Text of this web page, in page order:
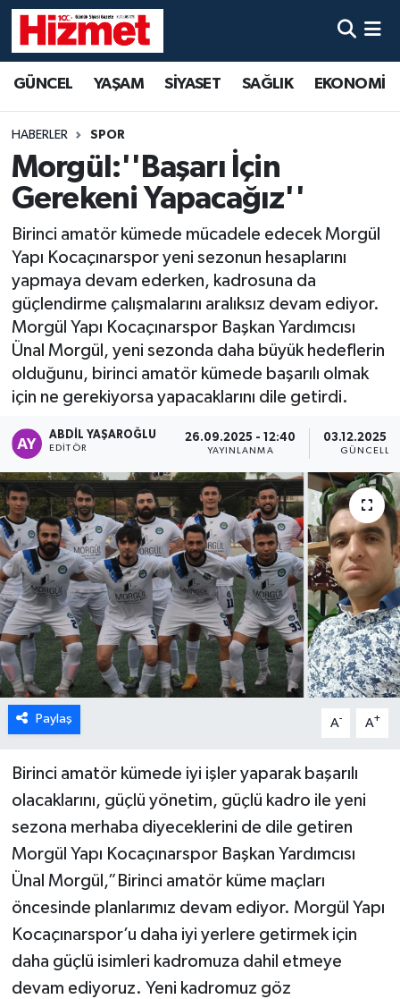
GÜNCEL YAŞAM SİYASET SAĞLIK EKONOMİ
HABERLER SPOR
Morgül:''Başarı İçin
Gerekeni Yapacağız''
Birinci amatör kümede mücadele edecek Morgül
Yapı Kocaçınarspor yeni sezonun hesaplarını
yapmaya devam ederken, kadrosuna da
güçlendirme çalışmalarını aralıksız devam ediyor.
Morgül Yapı Kocaçınarspor Başkan Yardımcısı
Ünal Morgül, yeni sezonda daha büyük hedeflerin
olduğunu, birinci amatör kümede başarılı olmak
için ne gerekiyorsa yapacaklarını dile getirdi.
ABDIL YAŞAROĞLU
EDITÖR
26.09.2025 - 12:40
YAYINLANMA
03.12.2025 -
Paylaş A- A+
Birinci amatör kümede iyi işler yaparak başarılı
olacaklarını, güçlü yönetim, güçlü kadro ile yeni
sezona merhaba diyeceklerini de dile getiren
Morgül Yapı Kocaçınarspor Başkan Yardımcısı
Ünal Morgül,”Birinci amatör küme maçları
öncesinde planlarımız devam ediyor. Morgül Yapı
Kocaçınarspor’u daha iyi yerlere getirmek için
daha güçlü isimleri kadromuza dahil etmeye
devam ediyoruz. Yeni kadromuz göz
YAŞAM
SİYASET
SAĞLIK
EKONOMİ
KÜLTÜR SANAT
SPOR
MAGAZİN
ÖZEL HABER
DTO
RESMİ REKLAM
Denizli Hava Durumu
Denizli Trafik Yoğunluk Haritası
Süper Lig Puan Durumu ve Fikstür
Tüm Manşetler
Son Dakika Haberleri
Haber Arşivi